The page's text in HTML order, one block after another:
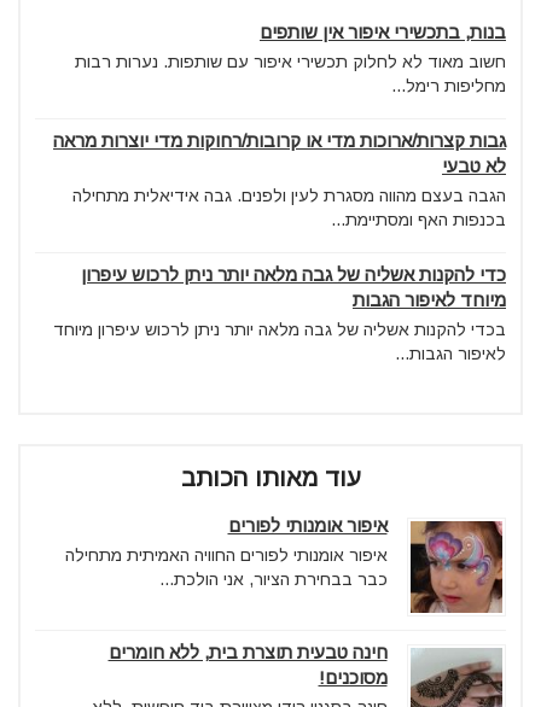
בנות, בתכשירי איפור אין שותפים
חשוב מאוד לא לחלוק תכשירי איפור עם שותפות. נערות רבות
מחליפות רימל...
גבות קצרות/ארוכות מדי או קרובות/רחוקות מדי יוצרות מראה
לא טבעי
הגבה בעצם מהווה מסגרת לעין ולפנים. גבה אידיאלית מתחילה
בכנפות האף ומסתיימת...
כדי להקנות אשליה של גבה מלאה יותר ניתן לרכוש עיפרון
מיוחד לאיפור הגבות
בכדי להקנות אשליה של גבה מלאה יותר ניתן לרכוש עיפרון מיוחד
לאיפור הגבות...
עוד מאותו הכותב
איפור אומנותי לפורים
איפור אומנותי לפורים החוויה האמיתית מתחילה
כבר בבחירת הציור, אני הולכת...
חינה טבעית תוצרת בית, ללא חומרים
מסוכנים!